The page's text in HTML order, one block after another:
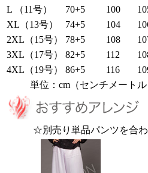
L （11号）
70+5 100
XL（13号）
74+5 104
2XL（15号）
78+5 108
3XL（17号）
82+5 112
4XL（19号）
86+5 116
単位：cm（センチメートル
☆別売り単品パンツを合